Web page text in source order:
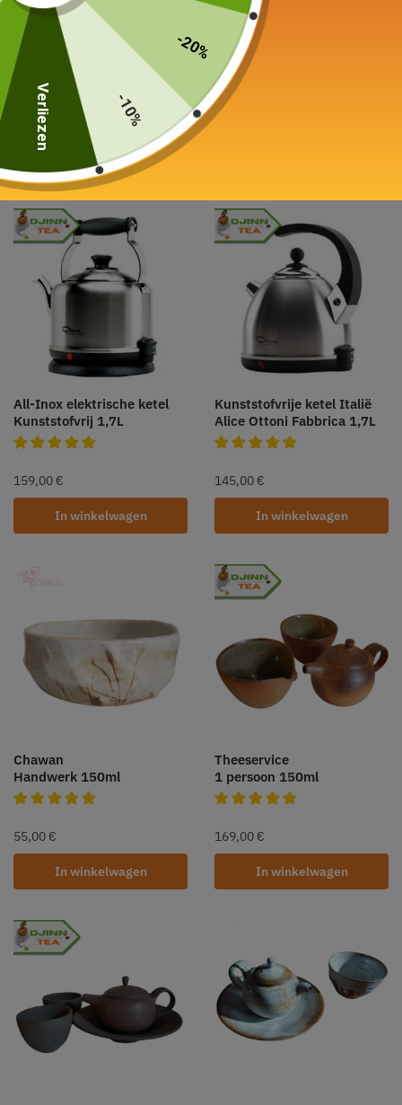
Elektrische ketel
Kunststofvrij 1,7L
189,00
In winkelwagen
Kunststofvrije waterkoker
Vervaardigd in Europa 1.7L
All-Inox elektrische ketel
Kunststofvrij 1,7L
159,00 €
In winkelwagen
Kunststofvrije ketel Italië
Alice Ottoni Fabbrica 1,7L
145,00 €
In winkelwagen
Chawan
Handwerk 150ml
55,00 €
In winkelwagen
Theeservice
1 persoon 150ml
169,00 €
In winkelwagen
-20%
-10%
Verliezen